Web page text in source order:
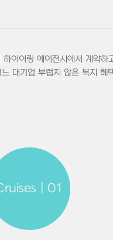
이어링 에이전시에서 계약
기업 부럽지 않은 복지 혜
| 01